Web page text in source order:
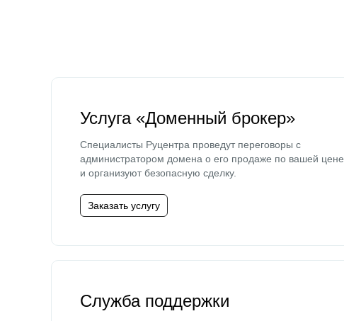
Услуга «Доменный брокер»
Специалисты Руцентра проведут переговоры с
администратором домена о его продаже по вашей цене
и организуют безопасную сделку.
Заказать услугу
Служба поддержки